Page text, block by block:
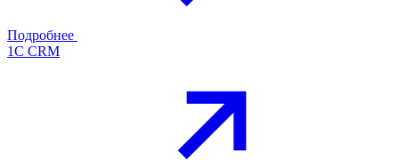
Подробнее
1С CRM